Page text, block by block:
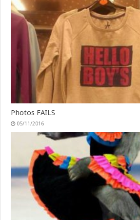
Photos FAILS
05/11/2016